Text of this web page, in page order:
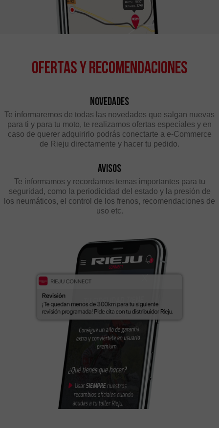
Ofertas y Recomendaciones
Novedades
Te informaremos de todas las novedades que salgan nuevas
para ti y para tu moto, te realizamos ofertas especiales y en
caso de querer adquirirlo podrás conectarte a e-Commerce
de Rieju directamente y hacer tu pedido.
Avisos
Te informamos y recordamos temas importantes para tu
seguridad, como la periodicidad del estado y la presión de
los neumáticos, el control de los frenos, recomendaciones de
uso etc.